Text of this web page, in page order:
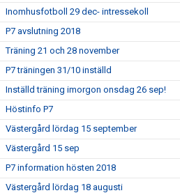
Inomhusfotboll 29 dec- intressekoll
P7 avslutning 2018
Träning 21 och 28 november
P7 träningen 31/10 inställd
Inställd träning imorgon onsdag 26 sep!
Höstinfo P7
Västergård lördag 15 september
Västergård 15 sep
P7 information hösten 2018
Västergård lördag 18 augusti